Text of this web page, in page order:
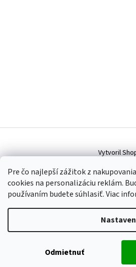
Pre čo najlepší zážitok z
cookies na personalizáciu reklám.
používaním budete súhlasiť. Viac
Odmietnuť
Vytvoril
Copyright 2026ALUHOBBY. Všetky
nastavenie